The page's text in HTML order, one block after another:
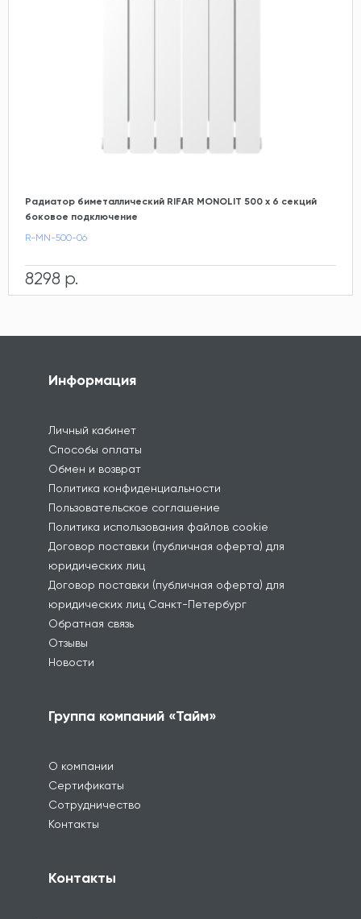
Радиатор биметаллический RIFAR MONOLIT 500 х 6 секций
боковое подключение
R-MN-500-06
8298 р.
Информация
Личный кабинет
Способы оплаты
Обмен и возврат
Политика конфиденциальности
Пользовательское соглашение
Политика использования файлов cookie
Договор поставки (публичная оферта) для
юридических лиц
Договор поставки (публичная оферта) для
юридических лиц Санкт-Петербург
Обратная связь
Отзывы
Новости
Группа компаний «Тайм»
О компании
Сертификаты
Сотрудничество
Контакты
Контакты